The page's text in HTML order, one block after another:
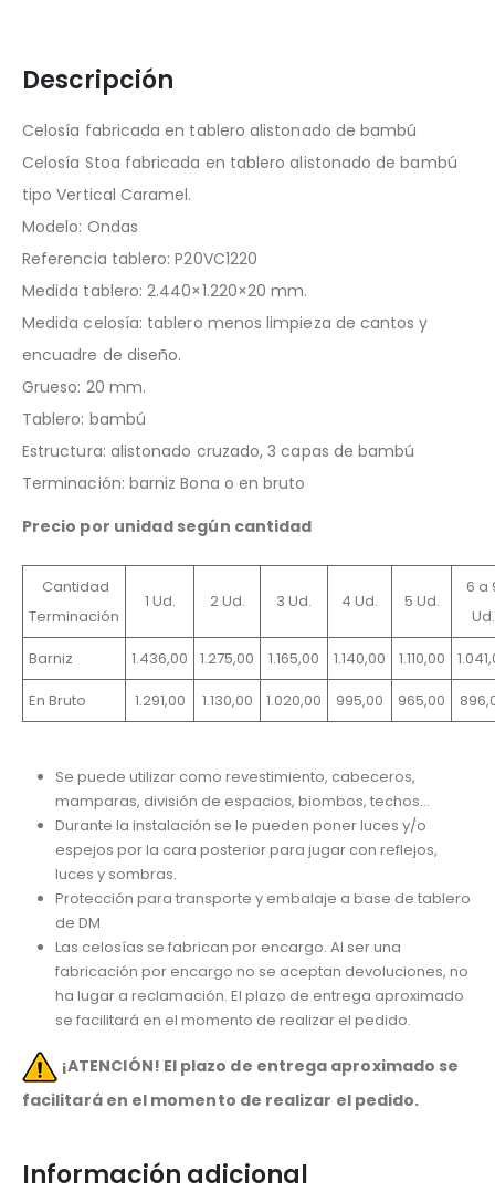
Descripción
Celosía fabricada en tablero alistonado de bambú
Celosía Stoa fabricada en tablero alistonado de bambú
tipo Vertical Caramel.
Modelo: Ondas
Referencia tablero: P20VC1220
Medida tablero: 2.440×1.220×20 mm.
Medida celosía: tablero menos limpieza de cantos y
encuadre de diseño.
Grueso: 20 mm.
Tablero: bambú
Estructura: alistonado cruzado, 3 capas de bambú
Terminación: barniz Bona o en bruto
Precio por unidad según cantidad
Cantidad
Terminación
1 Ud. 2 Ud. 3 Ud. 4 Ud. 5 Ud.
6 a
Ud.
Barniz
1.436,00 1.275,00 1.165,00 1.140,00 1.110,00
En Bruto
1.291,00 1.130,00 1.020,00 995,00 965,00
Se puede utilizar como revestimiento, cabeceros,
mamparas, división de espacios, biombos, techos…
Durante la instalación se le pueden poner luces y/o
espejos por la cara posterior para jugar con reflejos,
luces y sombras.
Protección para transporte y embalaje a base de tablero
de DM
Las celosías se fabrican por encargo. Al ser una
fabricación por encargo no se aceptan devoluciones, no
ha lugar a reclamación. El plazo de entrega aproximado
se facilitará en el momento de realizar el pedido.
¡ATENCIÓN! El plazo de entrega aproximado se
facilitará en el momento de realizar el pedido.
Información adicional